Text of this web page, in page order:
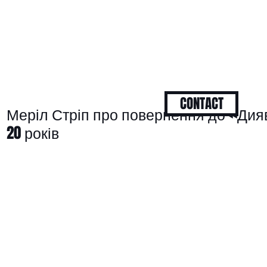
Меріл Стріп про повернення до
20 років
CONTACT